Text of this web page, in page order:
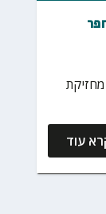
מחזיקת
עוד